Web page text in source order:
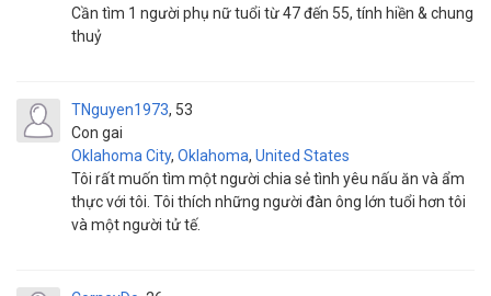
Cần tìm 1 người phụ nữ tuổi từ 47 đến 55, tính hiền & chung
thuỷ
TNguyen1973
Con gai
53
Oklahoma City, Oklahoma, United States
Tôi rất muốn tìm một người chia sẻ tình yêu nấu ăn và ẩm
thực với tôi. Tôi thích những người đàn ông lớn tuổi hơn tôi
và một người tử tế.